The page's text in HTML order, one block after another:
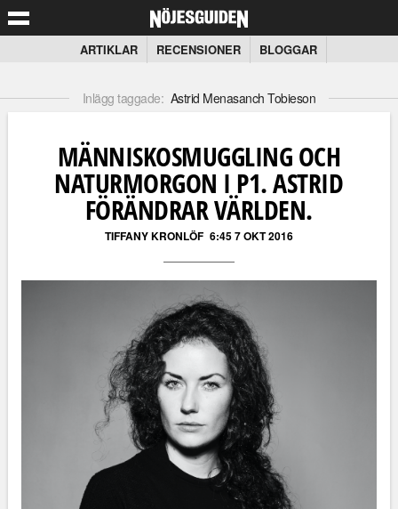
ARTIKLAR RECENSIONER BLOGGAR
Inlägg taggade: Astrid Menasanch Tobieson
MÄNNISKOSMUGGLING OCH
NATURMORGON I P1. ASTRID
FÖRÄNDRAR VÄRLDEN.
TIFFANY KRONLÖF 6:45 7 OKT 2016